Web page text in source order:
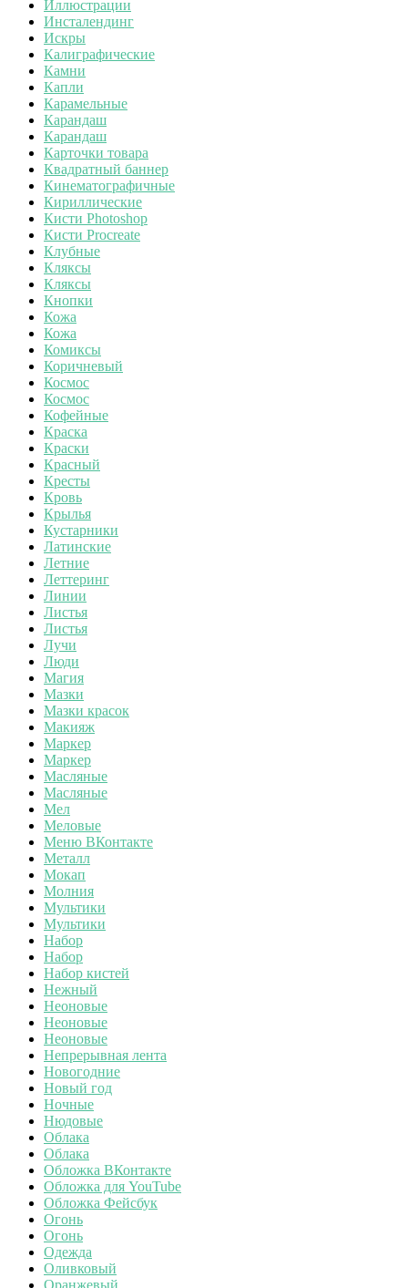
Иллюстрации
Инсталендинг
Искры
Калиграфические
Камни
Капли
Карамельные
Карандаш
Карандаш
Карточки товара
Квадратный баннер
Кинематографичные
Кириллические
Кисти Photoshop
Кисти Procreate
Клубные
Кляксы
Кляксы
Кнопки
Кожа
Кожа
Комиксы
Коричневый
Космос
Космос
Кофейные
Краска
Краски
Красный
Кресты
Кровь
Крылья
Кустарники
Латинские
Летние
Леттеринг
Линии
Листья
Листья
Лучи
Люди
Магия
Мазки
Мазки красок
Макияж
Маркер
Маркер
Масляные
Масляные
Мел
Меловые
Меню ВКонтакте
Металл
Мокап
Молния
Мультики
Мультики
Набор
Набор
Набор кистей
Нежный
Неоновые
Неоновые
Неоновые
Непрерывная лента
Новогодние
Новый год
Ночные
Нюдовые
Облака
Облака
Обложка ВКонтакте
Обложка для YouTube
Обложка Фейсбук
Огонь
Огонь
Одежда
Оливковый
Оранжевый